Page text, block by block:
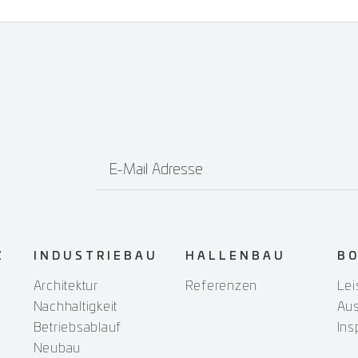
E-Mail Adresse
INDUSTRIEBAU
Architektur
Nachhaltigkeit
Betriebsablauf
Neubau
HALLENBAU
Referenzen